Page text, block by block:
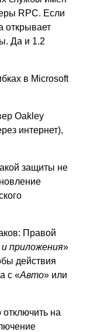
RPC. Если
открывает
Да и 1.2
в Microsoft
Oakley
интернет),
защиты не
Правой
приложения»
действия
с «Авто» или
на